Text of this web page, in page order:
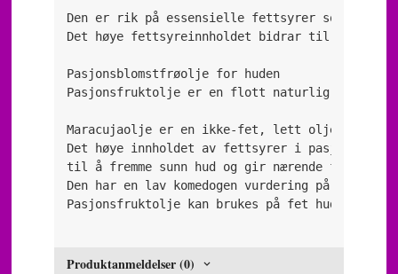
Den er rik på essensielle fettsyrer som
Det høye fettsyreinnholdet bidrar til å fremme
Pasjonsblomstfrøolje for huden
Pasjonsfruktolje er en flott naturlig
Maracujaolje er en ikke-fet, lett olje som
Det høye innholdet av fettsyrer i
til å fremme sunn hud og gir nærende fordeler.
Den har en lav komedogen vurdering på 1,
Produktanmeldelser (0)